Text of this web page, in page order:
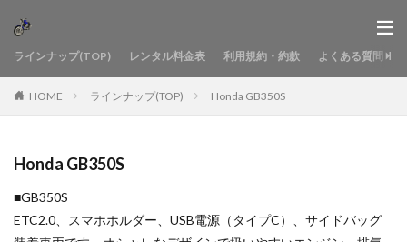
ラインナップ(TOP) レンタル料金表 利用規約・約款 よくある質問
HOME ラインナップ(TOP) Honda GB350S
Honda GB350S
■GB350S
ETC2.0、スマホホルダー、USB電源（タイプC）、サイドバッグ